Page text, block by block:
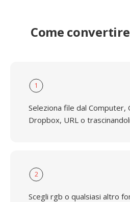
Come convertire
1
Seleziona file dal Computer,
Dropbox, URL o
2
Scegli rgb o qualsiasi altro